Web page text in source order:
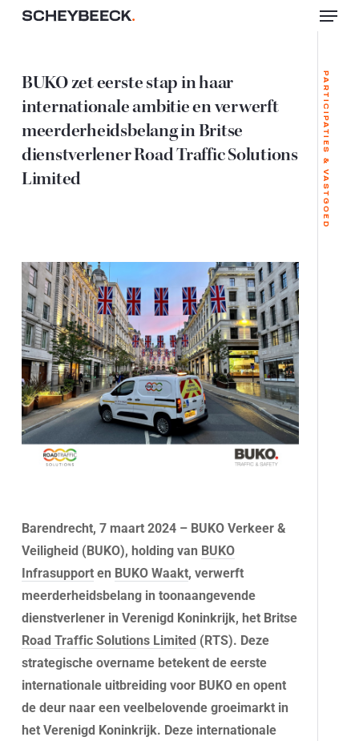
Skip
content
Menu
BUKO zet eerste stap in haar
internationale ambitie en verwerft
meerderheidsbelang in Britse
dienstverlener Road Traffic Solutions
Limited
Barendrecht, 7 maart 2024 – BUKO Verkeer &
Veiligheid (BUKO), holding van BUKO
Infrasupporten BUKO Waakt, verwerft
meerderheidsbelang in toonaangevende
dienstverlener in Verenigd Koninkrijk, het Britse
Road Traffic Solutions Limited (RTS). Deze
strategische overname betekent de eerste
internationale uitbreiding voor BUKO en opent
de deur naar een veelbelovende groeimarkt in
het Verenigd Koninkrijk. Deze internationale
Menu
PARTICIPATIES & VASTGOED